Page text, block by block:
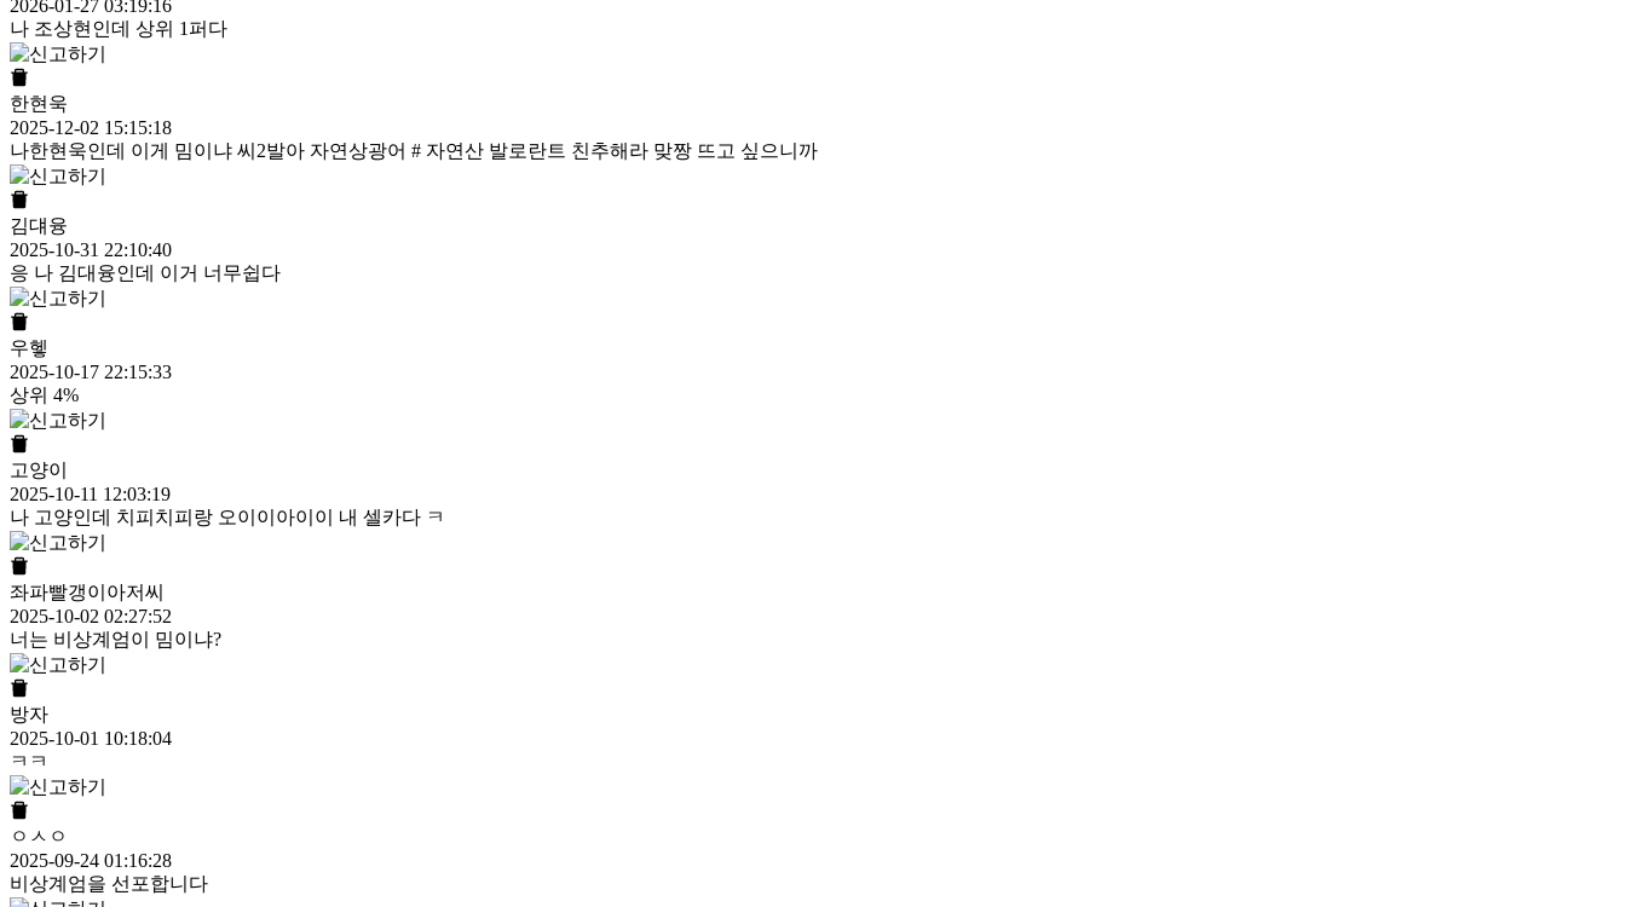
2026-01-27 03:19:16
나 조상현인데 상위 1퍼다
한현욱
2025-12-02 15:15:18
나한현욱인데 이게 밈이냐 씨2발아 자연상광어 # 자연산 발로란트 친추해라 맞짱 뜨고 싶으니까
김댸융
2025-10-31 22:10:40
응 나 김대융인데 이거 너무쉽다
우헿
2025-10-17 22:15:33
상위 4%
고양이
2025-10-11 12:03:19
나 고양인데 치피치피랑 오이이아이이 내 셀카다 ㅋ
좌파빨갱이아저씨
2025-10-02 02:27:52
너는 비상계엄이 밈이냐?
방자
2025-10-01 10:18:04
ㅋㅋ
ㅇㅅㅇ
2025-09-24 01:16:28
비상계엄을 선포합니다